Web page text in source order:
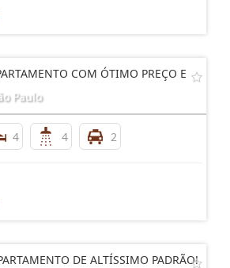
COM ÓTIMO PREÇO E
Paulo
4 4 2
DE ALTÍSSIMO PADRÃO!